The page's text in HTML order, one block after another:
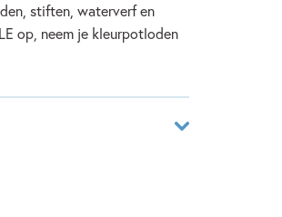
stiften, waterverf en
op, neem je kleurpotloden